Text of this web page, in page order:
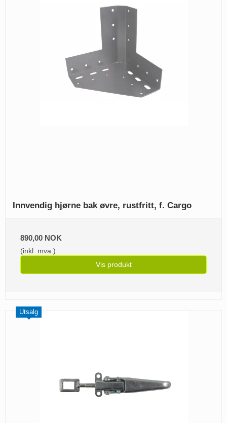
Innvendig hjørne bak øvre, rustfritt, f. Cargo
890,00 NOK
(inkl. mva.)
Vis produkt
Utsalg